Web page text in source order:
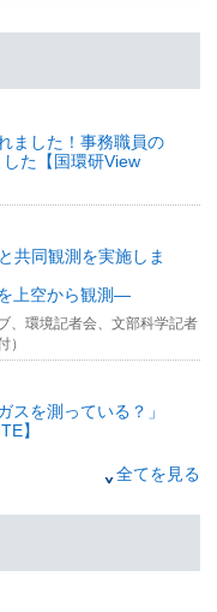
ました！事務職員の
た【国環研View
共同観測を実施しま
上空から観測—
、環境記者会、文部科学記者
）
スを測っている？」
】
を開始～
、環境記者会同時配布）
全てを見る